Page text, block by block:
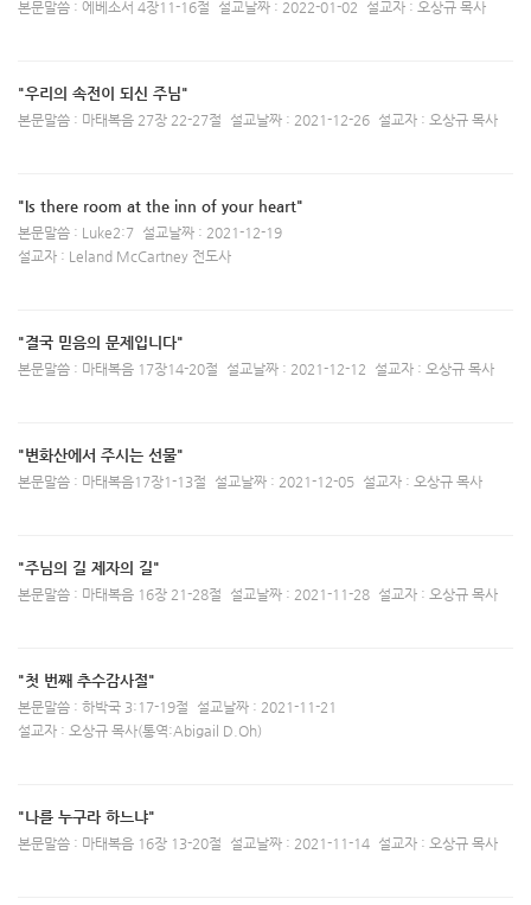
본문말씀 : 에베소서 4장11-16절 설교날짜 : 2022-01-02 설교자 : 오상규 목사
"우리의 속전이 되신 주님"
본문말씀 : 마태복음 27장 22-27절 설교날짜 : 2021-12-26 설교자 : 오상규 목사
"Is there room at the inn of your heart"
본문말씀 : Luke2:7 설교날짜 : 2021-12-19
설교자 : Leland McCartney 전도사
"결국 믿음의 문제입니다"
본문말씀 : 마태복음 17장14-20절 설교날짜 : 2021-12-12 설교자 : 오상규 목사
"변화산에서 주시는 선물"
본문말씀 : 마태복음17장1-13절 설교날짜 : 2021-12-05 설교자 : 오상규 목사
"주님의 길 제자의 길"
본문말씀 : 마태복음 16장 21-28절 설교날짜 : 2021-11-28 설교자 : 오상규 목사
"첫 번째 추수감사절"
본문말씀 : 하박국 3:17-19절
설교날짜 : 2021-11-21
설교자 : 오상규 목사(통역:Abigail D.Oh)
"나를 누구라 하느냐"
본문말씀 : 마태복음 16장 13-20절 설교날짜 : 2021-11-14 설교자 : 오상규 목사